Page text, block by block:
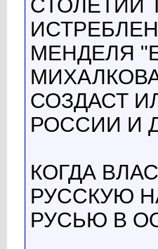
СТОЛЕТИЙ
МЕНДЕЛЯ
СОЗДАСТ
РОССИИ И
КОГДА
РУССКУЮ
РУСЬЮ В